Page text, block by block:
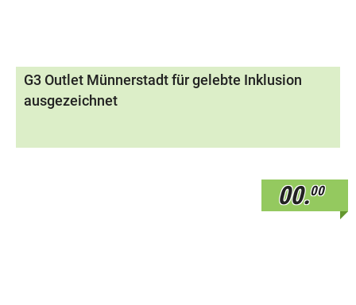
G3 Outlet Münnerstadt für gelebte Inklusion
ausgezeichnet
00.00